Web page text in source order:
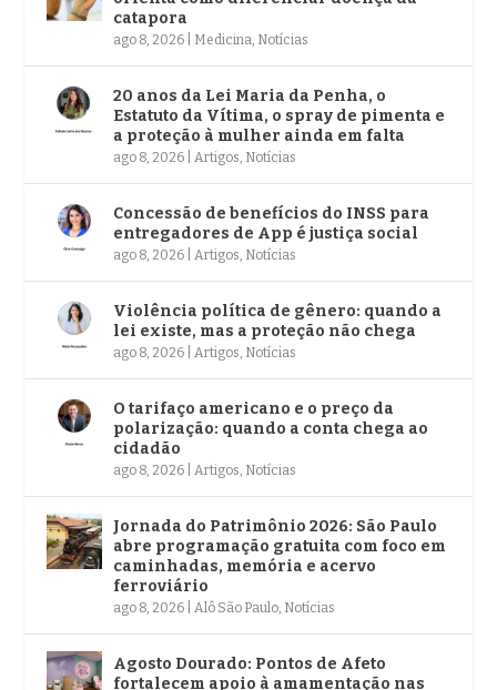
catapora
ago 8, 2026 Medicina, Notícias
20 anos da Lei Maria da Penha, o
Estatuto da Vítima, o spray de pimenta e
a proteção à mulher ainda em falta
ago 8, 2026 |Artigos, Notícias
Concessão de benefícios do INSS para
entregadores de App é justiça social
ago 8, 2026 |Artigos, Notícias
Violência política de gênero: quando a
lei existe, mas a proteção não chega
ago 8, 2026 |Artigos, Notícias
O tarifaço americano e o preço da
polarização: quando a conta chega ao
cidadão
ago 8, 2026 |Artigos, Notícias
Jornada do Patrimônio 2026: São Paulo
abre programação gratuita com foco em
caminhadas, memória e acervo
ferroviário
ago 8, 2026 |Alô São Paulo, Notícias
Agosto Dourado: Pontos de Afeto
fortalecem apoio à amamentação nas